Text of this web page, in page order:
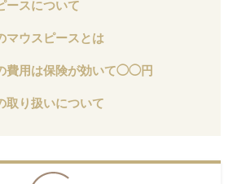
ースについて
マウスピースとは
費用は保険が効いて◯◯円
取り扱いについて